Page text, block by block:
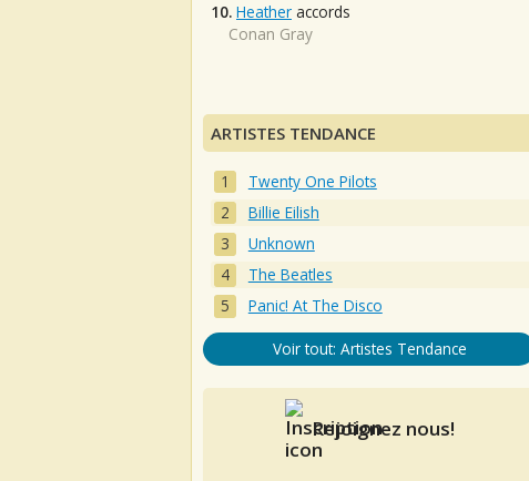
10. Heather accords
Conan Gray
ARTISTES TENDANCE
Twenty One Pilots
Billie Eilish
Unknown
The Beatles
Panic! At The Disco
Voir tout: Artistes Tendance
Rejoignez nous!